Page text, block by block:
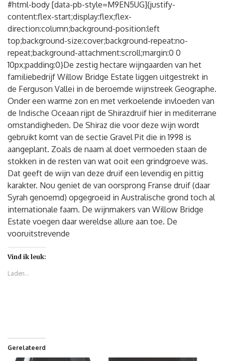
#html-body [data-pb-style=M9EN5UG]{justify-
content:flex-start;display:flex;flex-
direction:column;background-position:left
top;background-size:cover;background-repeat:no-
repeat;background-attachment:scroll;margin:0 0
10px;padding:0}De zestig hectare wijngaarden van het
familiebedrijf Willow Bridge Estate liggen uitgestrekt in
de Ferguson Vallei in de beroemde wijnstreek Geographe.
Onder een warme zon en met verkoelende invloeden van
de Indische Oceaan rijpt de Shirazdruif hier in mediterrane
omstandigheden. De Shiraz die voor deze wijn wordt
gebruikt komt van de sectie Gravel Pit die in 1998 is
aangeplant. Zoals de naam al doet vermoeden staan de
stokken in de resten van wat ooit een grindgroeve was.
Dat geeft de wijn van deze druif een levendig en pittig
karakter. Nou geniet de van oorsprong Franse druif (daar
Syrah genoemd) opgegroeid in Australische grond toch al
internationale faam. De wijnmakers van Willow Bridge
Estate voegen daar wereldse allure aan toe. De
vooruitstrevende
Vind ik leuk:
Laden...
Gerelateerd